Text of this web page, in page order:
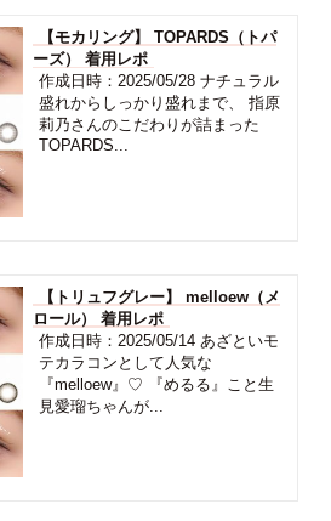
【モカリング】 TOPARDS（トパ
ーズ） 着用レポ
作成日時：2025/05/28 ナチュラル
盛れからしっかり盛れまで、 指原
莉乃さんのこだわりが詰まった
TOPARDS...
【トリュフグレー】 melloew（メ
ロール） 着用レポ
作成日時：2025/05/14 あざといモ
テカラコンとして人気な
『melloew』♡ 『めるる』こと生
見愛瑠ちゃんが...